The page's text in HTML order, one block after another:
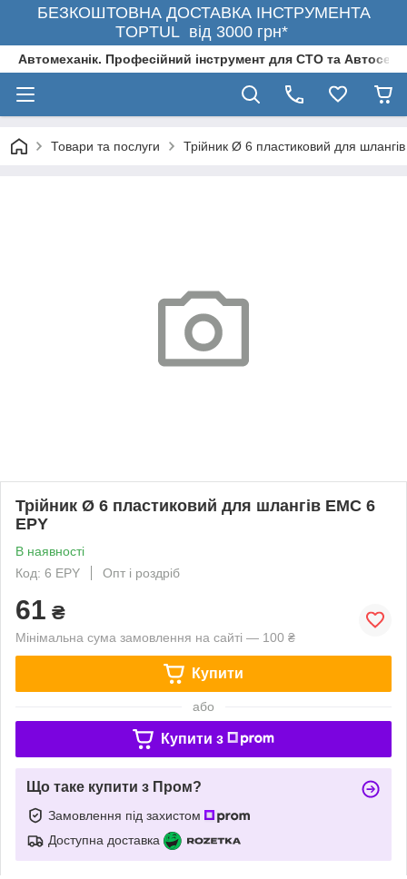
БЕЗКОШТОВНА ДОСТАВКА ІНСТРУМЕНТА
TOPTUL від 3000 грн*
Автомеханік. Професійний інструмент для СТО та
Товари та послуги Трійник Ø 6 пластиковий для
Трійник Ø 6 пластиковий для шлангів EMC 6
EPY
В наявності
Код: 6 EPY
Опт і роздріб
61 ₴
Мінімальна сума замовлення на сайті — 100 ₴
Купити
або
Купити з
Що таке купити з Пром?
Замовлення під захистом
Доступна доставка